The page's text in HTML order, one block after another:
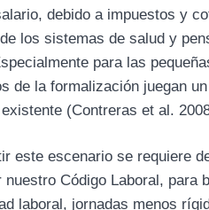
debido a impuestos y
los sistemas de salud y
para las
de la formalización juegan
(Contreras et al.
este escenario se requiere
nuestro Código Laboral,
laboral, jornadas menos